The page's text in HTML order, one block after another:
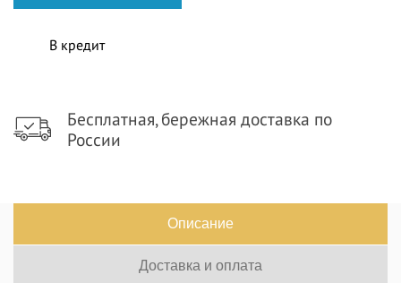
В кредит
Бесплатная, бережная доставка по
России
Описание
Доставка и оплата